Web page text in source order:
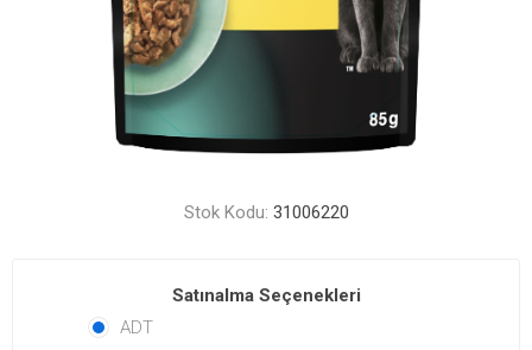
Stok Kodu: 31006220
Satınalma Seçenekleri
ADT